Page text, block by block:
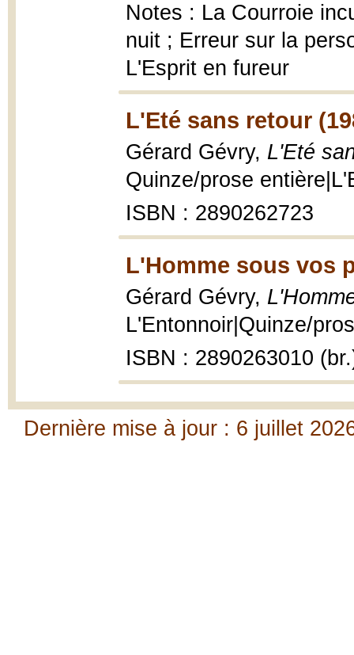
Notes : La Courroie
nuit ; Erreur sur la
L'Esprit en fureur
L'Eté sans retour
Gérard Gévry, L'Eté
Quinze/prose
ISBN : 2890262723
L'Homme sous vos
Gérard Gévry,
L'Entonnoir|Quinze/
ISBN : 2890263010
Dernière mise à jour : 6 juillet